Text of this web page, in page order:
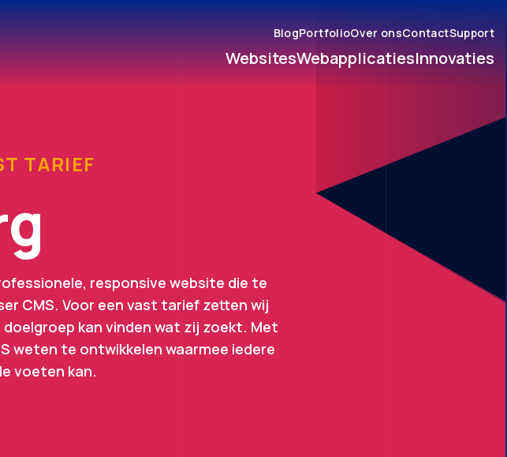
BlogPortfolioOver onsContactSupport
WebsitesWebapplicatiesInnovaties
TARIEF
responsive website die te
CMS. Voor een vast tarief zetten wij
kan vinden wat zij zoekt. Met
weten te ontwikkelen waarmee iedere
voeten kan.